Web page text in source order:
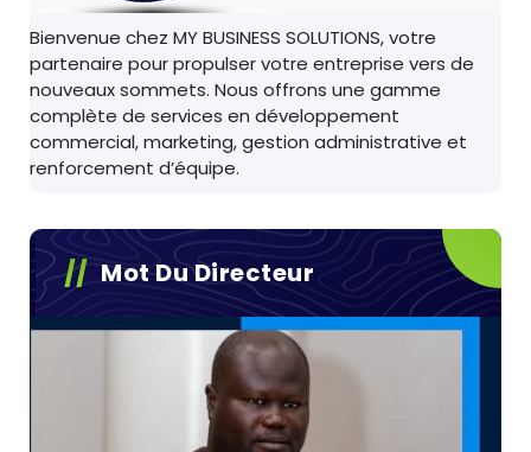
Bienvenue chez MY BUSINESS SOLUTIONS, votre
partenaire pour propulser votre entreprise vers de
nouveaux sommets. Nous offrons une gamme
complète de services en développement
commercial, marketing, gestion administrative et
renforcement d’équipe.
Mot Du Directeur